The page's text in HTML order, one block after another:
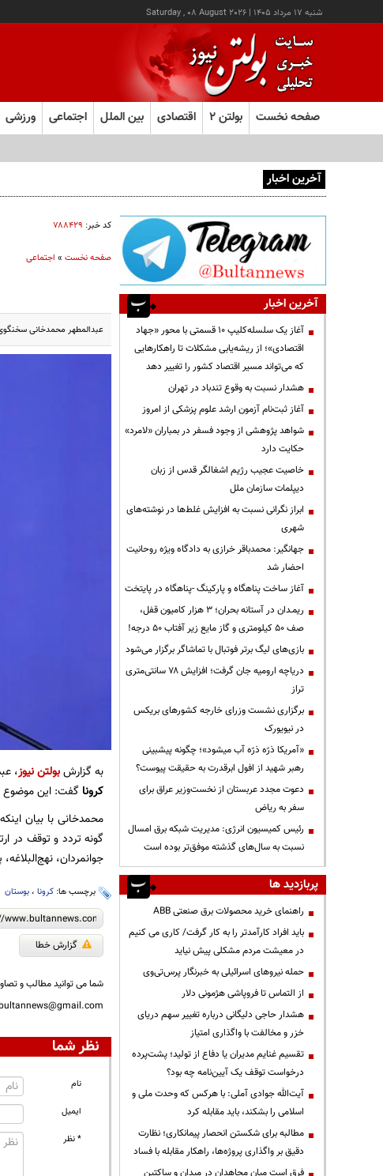
شنبه ۱۷ مرداد ۱۴۰۵ |
Saturday , 08 August 2026
صفحه نخست بولتن ۲ اقتصادی بین الملل اجتماعی ورزشی
آخرین اخبار
کد خبر: ۷۸۸۴۲۹
صفحه نخست» اجتماعی
عبدالمطهر محمدخانی
به گزارشبولتن نیوز،
کرونا گفت: این
محمدخانی با بیان
گونه تردد و توقف در
جوانمردان، نهج‌البلاغه، پرواز، گلابدره،
برچسب ها: کرونا، بوستان
گزارش خطا
شما می توانید مطالب و
نظر شما
نام
ایمیل
* نظر
آخرین اخبار
آغاز یک سلسله‌کلیپ ۱۰ قسمتی با محور «جهاد
اقتصادی»؛ از ریشه‌یابی مشکلات تا راهکارهایی
که می‌تواند مسیر اقتصاد کشور را تغییر دهد
هشدار نسبت به وقوع تندباد در تهران
آغاز ثبت‌نام آزمون ارشد علوم پزشکی از امروز
شواهد پژوهشی از وجود فسفر در بمباران «لامرد»
حکایت دارد
خاصیت عجیب رژیم اشغالگر قدس از زبان
دیپلمات سازمان ملل
ابراز نگرانی نسبت به افزایش غلط‌ها در نوشته‌های
شهری
جهانگیر: محمدباقر خرازی به دادگاه ویژه روحانیت
احضار شد
آغاز ساخت پناهگاه و پارکینگ -پناهگاه در پایتخت
ریمـدان در آستانه بحران؛ ۳ هزار کامیون قفل،
صف ۵۰ کیلومتری و گاز مایع زیر آفتاب ۵۰ درجه!
بازی‌های لیگ برتر فوتبال با تماشاگر برگزار می‌شود
دریاچه ارومیه جان گرفت؛ افزایش ۷۸ سانتی‌متری
تراز
برگزاری نشست وزرای خارجه کشورهای بریکس
در نیویورک
«آمریکا ذرّه ذرّه آب میشود»؛ چگونه پیشبینی
رهبر شهید از افول ابرقدرت به حقیقت پیوست؟
دعوت مجدد عربستان از نخست‌وزیر عراق برای
سفر به ریاض
رئیس کمیسیون انرژی: مدیریت شبکه برق امسال
نسبت به سال‌های گذشته موفق‌تر بوده است
پربازدید ها
راهنمای خرید محصولات برق صنعتی ABB
باید افراد کارآمدتر را به کار گرفت/ کاری می کنیم
در معیشت مردم مشکلی پیش نیاید
حمله نیروهای اسرائیلی به خبرنگار پرس‌تی‌وی
از التماس تا فروپاشی هژمونی دلار
هشدار حاجی دلیگانی درباره تغییر سهم دریای
خزر و مخالفت با واگذاری امتیاز
تقسیم غنایم مدیران یا دفاع از تولید؛ پشت‌پرده
درخواست توقف یک آیین‌نامه چه بود؟
آیت‌الله جوادی آملی: با هرکس که وحدت ملی و
اسلامی را بشکند، باید مقابله کرد
مطالبه برای شکستن انحصار پیمانکاری؛ نظارت
دقیق بر واگذاری پروژه‌ها، راهکار مقابله با فساد
فرق است میان مجاهدان در میدان و ساکتین